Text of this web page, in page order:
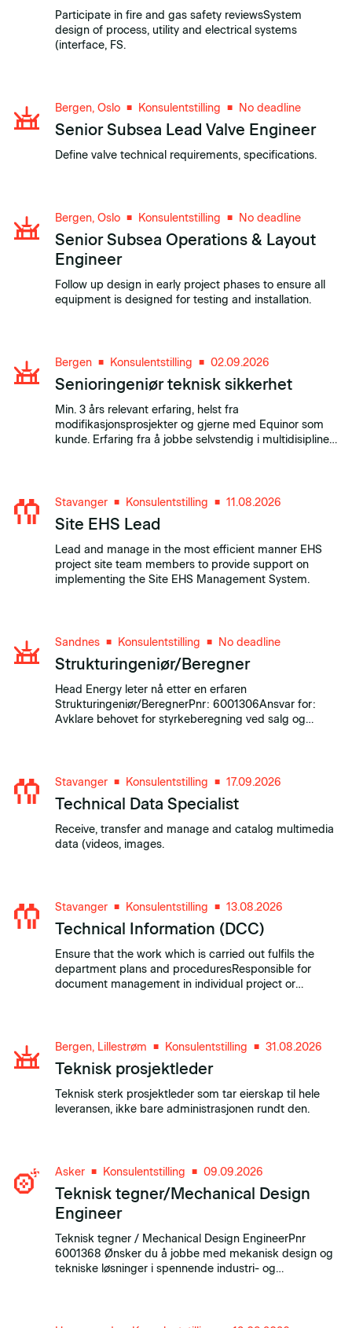
Participate in fire and gas safety reviewsSystem
design of process, utility and electrical systems
(interface, FS.
Bergen, Oslo ■ Konsulentstilling ■ No deadline
Senior Subsea Lead Valve Engineer
Define valve technical requirements, specifications.
Bergen, Oslo ■ Konsulentstilling ■ No deadline
Senior Subsea Operations & Layout
Engineer
Follow up design in early project phases to ensure all
equipment is designed for testing and installation.
Bergen ■ Konsulentstilling ■ 02.09.2026
Senioringeniør teknisk sikkerhet
Min. 3 års relevant erfaring, helst fra
modifikasjonsprosjekter og gjerne med Equinor som
kunde. Erfaring fra å jobbe selvstendig i multidisipline
Stavanger ■ Konsulentstilling ■ 11.08.2026
Site EHS Lead
Lead and manage in the most efficient manner EHS
project site team members to provide support on
implementing the Site EHS Management System.
Sandnes ■ Konsulentstilling ■ No deadline
Strukturingeniør/Beregner
Head Energy leter nå etter en erfaren
Strukturingeniør/BeregnerPnr: 6001306Ansvar for:
Avklare behovet for styrkeberegning ved salg og
Stavanger ■ Konsulentstilling ■ 17.09.2026
Technical Data Specialist
Receive, transfer and manage and catalog multimedia
data (videos, images.
Stavanger ■ Konsulentstilling ■ 13.08.2026
Technical Information (DCC)
Ensure that the work which is carried out fulfils the
department plans and proceduresResponsible for
document management in individual project or
coming and out...
Bergen, Lillestrøm ■ Konsulentstilling ■ 31.08.2026
Teknisk prosjektleder
Teknisk sterk prosjektleder som tar eierskap til hele
leveransen, ikke bare administrasjonen rundt den.
Asker ■ Konsulentstilling ■ 09.09.2026
Teknisk tegner/Mechanical Design
Engineer
Teknisk tegner / Mechanical Design EngineerPnr
6001368 Ønsker du å jobbe med mekanisk design og
tekniske løsninger i spennende industri- og